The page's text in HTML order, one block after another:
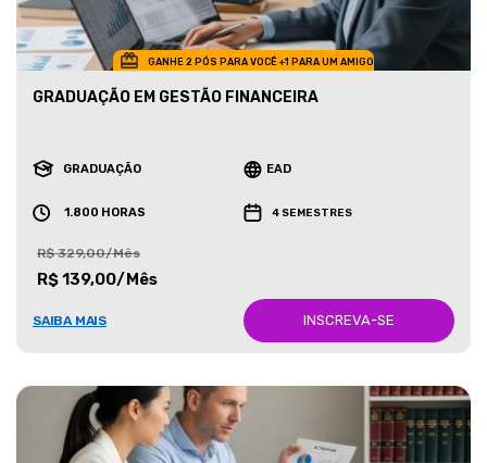
GANHE 2 PÓS PARA VOCÊ +1 PARA UM AMIGO
GRADUAÇÃO EM GESTÃO FINANCEIRA
GRADUAÇÃO EAD
1.800 HORAS 4 SEMESTRES
R$ 329,00/Mês
R$ 139,00/Mês
SAIBA MAIS INSCREVA-SE